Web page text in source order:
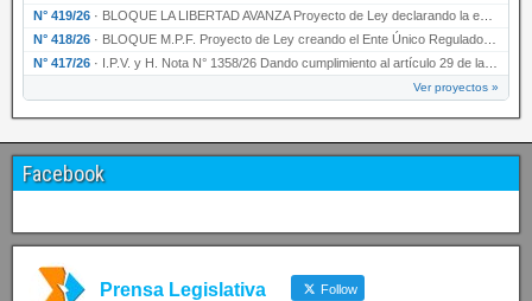
N° 419/26 · BLOQUE LA LIBERTAD AVANZA Proyecto de Ley declarando la esencialidad del servicio educativ…
N° 418/26 · BLOQUE M.P.F. Proyecto de Ley creando el Ente Único Regulador de servicios públicos de la …
N° 417/26 · I.P.V. y H. Nota N° 1358/26 Dando cumplimiento al artículo 29 de la Ley provincial N° 1399…
Ver proyectos »
Facebook
Prensa Legislativa Follow